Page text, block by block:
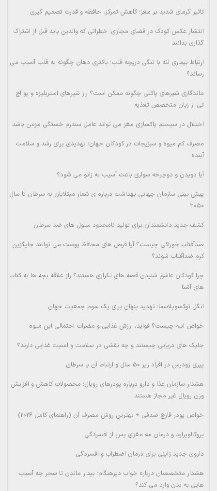
تاثیر گرمای شدید بر مغز؛ کاهش تمرکز، حافظه و قدرت تصمیم گیری
انتشار عکس کودک در فضای مجازی؛ خطراتی که والدین باید قبل از اشتراک
گذاری بدانند
ارتباط بیماری لثه با تنگی دریچه قلب؛ باکتری دهان چگونه به قلب آسیب می
رساند؟
ماندگاری شیرهای پاکتی چگونه ممکن است؟ راز شیرهای استریلیزه و یو اچ
تی از زبان متخصص تغذیه
اختلال در سیستم پاکسازی مغز می تواند عامل سندرم خستگی مزمن باشد
مصرف کم میوه و سبزیجات در کودکان جهان؛ تهدیدی برای رشد و سلامت
آینده
آیا دویدن و دوچرخه سواری باعث آسیب به زانو می شود؟
پیش بینی سازمان جهانی بهداشت درباره ی شمار مبتلایان به سرطان تا سال
۲۰۵۰
کشف جدید دانشمندان برای تولید نامحدود سلول های ضد سرطان
ضدآفتاب خوراکی چیست؟ آیا قرص های محافظ پوست می توانند جایگزین
کرم ضدآفتاب شوند؟
چرا کودکان عاشق شنیدن قصه های تکراری هستند؟ راز علاقه بچه ها به کتاب
های آشنا
انگل توکسوپلاسما؛ تهدید پنهان برای یک سوم جمعیت جهان
خواص انبه چیست؟ فواید، ارزش غذایی و مضرات احتمالی این میوه
جلبک های دریایی چیستند و چه نقشی در سلامت و امنیت غذایی دارند؟
پیری زودرس در افراد زیر 50 سال و ارتباط آن با سرطان
هشدار سازمان غذا و دارو درباره پودرهای رویال؛ محصولات کاهش و افزایش
وزن رویال غیر مجاز هستند
خواص پودر قارچ صدفی + بهترین روش مصرف آن (راهنمای کامل 2026)
پروکالوپراید و درمان مه مغزی پس از افسردگی
داروی جدید ژاپنی برای درمان اضطراب و افسردگی
هشدار متخصصان درباره خواب دیرهنگام؛ بیدار ماندن تا سحر چه آسیب
هایی به بدن وارد می کند؟